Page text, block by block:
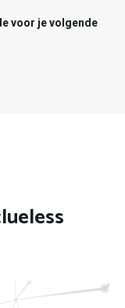
voor je volgende